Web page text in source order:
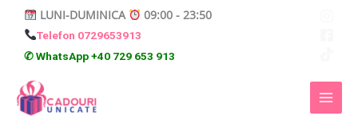
content
LUNI-DUMINICA 09:00 - 23:50
Telefon 0729653913
✆ WhatsApp +40 729 653 913